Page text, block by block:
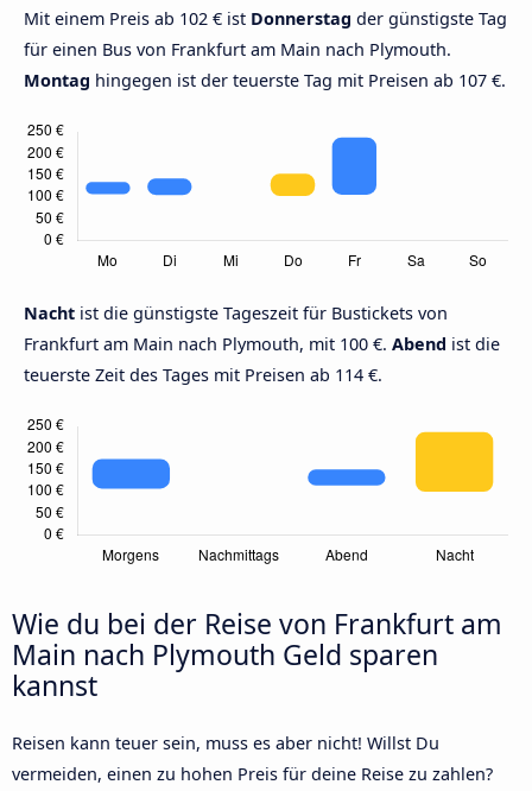
Mit einem Preis ab 102 € ist Donnerstag der günstigste Tag
für einen Bus von Frankfurt am Main nach Plymouth.
Montag hingegen ist der teuerste Tag mit Preisen ab 107 €.
Nacht ist die günstigste Tageszeit für Bustickets von
Frankfurt am Main nach Plymouth, mit 100 €. Abend ist die
teuerste Zeit des Tages mit Preisen ab 114 €.
Wie du bei der Reise von Frankfurt am
Main nach Plymouth Geld sparen
kannst
Reisen kann teuer sein, muss es aber nicht! Willst Du
vermeiden, einen zu hohen Preis für deine Reise zu zahlen?